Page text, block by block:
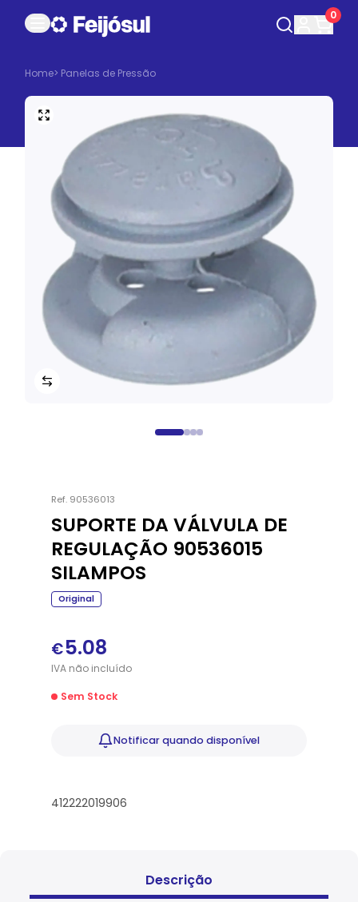
0
Home> Panelas de Pressão
Ref. 90536013
SUPORTE DA VÁLVULA DE
REGULAÇÃO 90536015
SILAMPOS
Original
€5.08
IVAnãoincluído
Sem Stock
Notificarquando disponível
412222019906
Descrição